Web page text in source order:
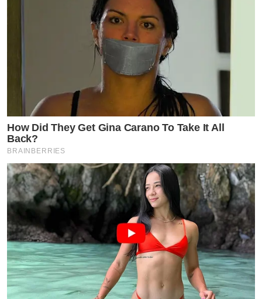
How Did They Get Gina Carano To Take It All
Back?
BRAINBERRIES